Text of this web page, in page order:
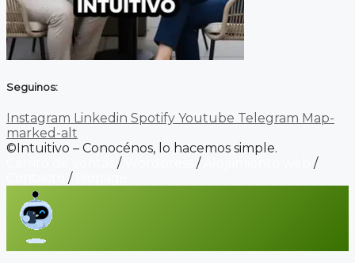
Seguinos:
Instagram Linkedin Spotify Youtube Telegram Map-
marked-alt
©Intuitivo – Conocénos, lo hacemos simple.
/ /
/
/